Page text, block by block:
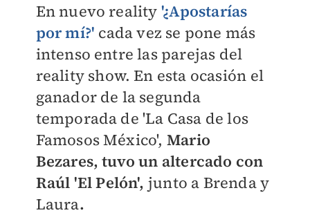
En nuevo reality '¿Apostarías
por mí?' cada vez se pone más
intenso entre las parejas del
reality show. En esta ocasión el
ganador de la segunda
temporada de 'La Casa de los
Famosos México', Mario
Bezares, tuvo un altercado con
Raúl 'El Pelón', junto a Brenda y
Laura.